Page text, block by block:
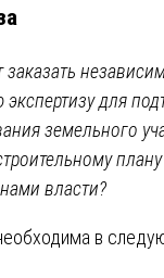
заказать
экспертизу для
земельного
власти?
в